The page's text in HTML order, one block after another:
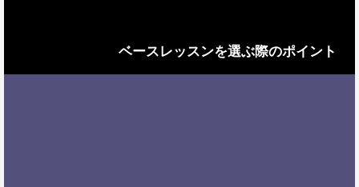
ベースレッスンを選ぶ際のポイント